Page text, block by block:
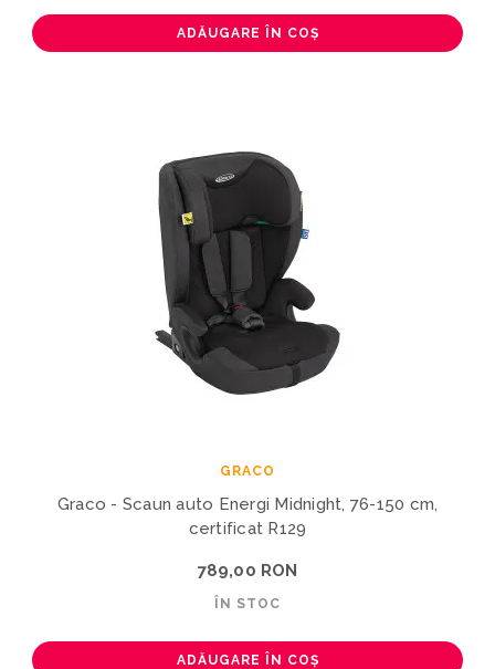
ADĂUGARE ÎN COȘ
GRACO
Graco - Scaun auto Energi Midnight, 76-150 cm,
certificat R129
789,00 RON
ÎN STOC
ADĂUGARE ÎN COȘ